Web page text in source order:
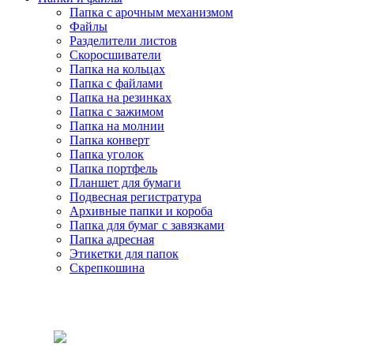
Папка с арочным механизмом
Файлы
Разделители листов
Скоросшиватели
Папка на кольцах
Папка с файлами
Папка на резинках
Папка с зажимом
Папка на молнии
Папка конверт
Папка уголок
Папка портфель
Планшет для бумаги
Подвесная регистратура
Архивные папки и короба
Папка для бумаг с завязками
Папка адресная
Этикетки для папок
Скрепкошина